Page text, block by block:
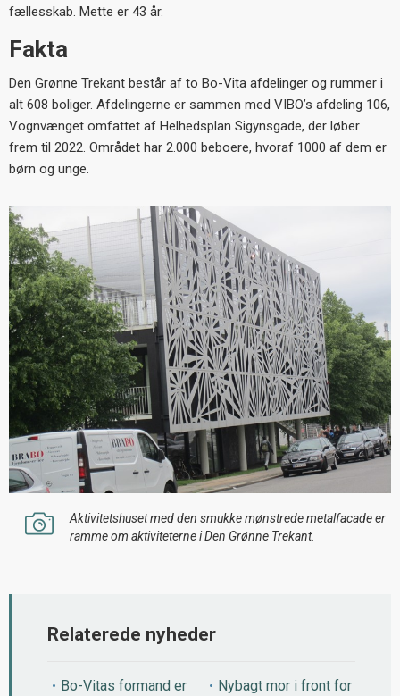
fællesskab. Mette er 43 år.
Fakta
Den Grønne Trekant består af to Bo-Vita afdelinger og rummer i
alt 608 boliger. Afdelingerne er sammen med VIBO’s afdeling 106,
Vognvænget omfattet af Helhedsplan Sigynsgade, der løber
frem til 2022. Området har 2.000 beboere, hvoraf 1000 af dem er
børn og unge.
Aktivitetshuset med den smukke mønstrede metalfacade er
ramme om aktiviteterne i Den Grønne Trekant.
Relaterede nyheder
Bo-Vitas formand er
Nybagt mor i front for